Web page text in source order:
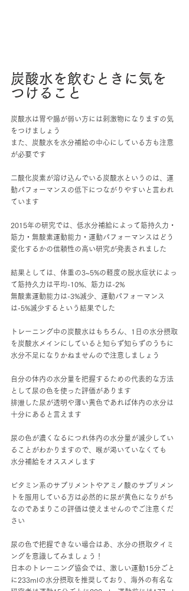
炭酸水を飲むときに気を
つけること
炭酸水は胃や腸が弱い方には刺激物になりますの気
をつけましょう
また、炭酸水を水分補給の中心にしている方も注意
が必要です
二酸化炭素が溶け込んでいる炭酸水というのは、運
動パフォーマンスの低下につながりやすいと言われ
ています
2015年の研究では、低水分補給によって筋持久力・
筋力・無酸素運動能力・運動パフォーマンスはどう
変化するかの信頼性の高い研究が発表されました
結果としては、体重の3~5%の軽度の脱水症状によっ
て筋持久力は平均-10%、筋力は-2%
無酸素運動能力は-3%減少、運動パフォーマンス
は-5%減少するという結果でした
トレーニング中の炭酸水はもちろん、1日の水分摂取
を炭酸水メインにしていると知らず知らずのうちに
水分不足になりかねませんので注意しましょう
自分の体内の水分量を把握するための代表的な方法
として尿の色を使った評価があります
排泄した尿が透明や薄い黄色であれば体内の水分は
十分にあると言えます
尿の色が濃くなるにつれ体内の水分量が減少してい
ることがわかりますので、喉が渇いていなくても
水分補給をオススメします
ビタミン系のサプリメントやアミノ酸のサプリメン
トを服用している方は必然的に尿が黄色になりがち
なのであまりこの評価は使えませんのでご注意くだ
さい
尿の色で把握できない場合はあ、水分の摂取タイミ
ングを意識してみましょう！
日本のトレーニング協会では、激しい運動15分ごと
に233mlの水分摂取を推奨しており、海外の有名な